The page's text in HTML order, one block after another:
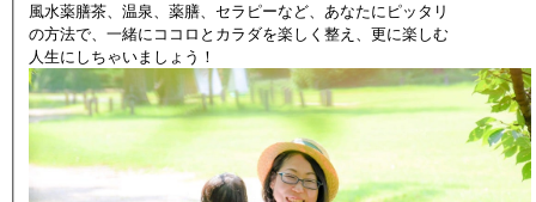
風水薬膳茶、温泉、薬膳、セラピーなど、あなたにピッタリ
の方法で、一緒にココロとカラダを楽しく整え、更に楽しむ
人生にしちゃいましょう！